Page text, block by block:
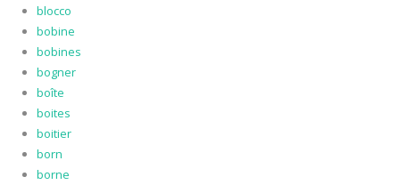
blocco
bobine
bobines
bogner
boîte
boites
boitier
born
borne